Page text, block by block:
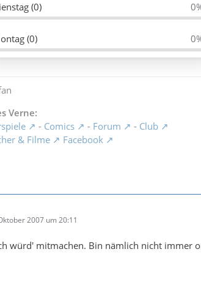
(0)
(0)
Verne:
- Comics - Forum - Club
& Filme
Facebook
2007 um 20:11
würd' mitmachen. Bin nämlich nicht immer